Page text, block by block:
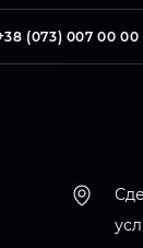
(073) 007 00 00